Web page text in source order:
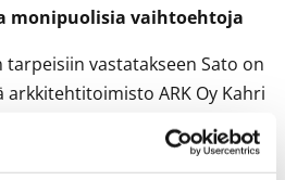
monipuolisia vaihtoehtoja
tarpeisiin vastatakseen Sato on
ARK Oy Kahri
ohjelmistotalo ToCoMan
asuntorakentamiseen